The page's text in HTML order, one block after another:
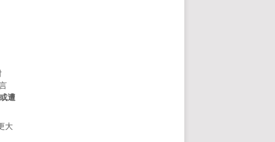
遭
大